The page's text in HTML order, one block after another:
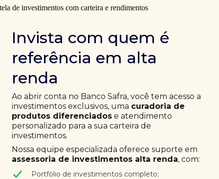
Invista com quem é
referência em alta
renda
Ao abrir conta no Banco Safra, você tem acesso a
investimentos exclusivos, uma curadoria de
produtos diferenciados e atendimento
personalizado para a sua carteira de
investimentos.
Nossa equipe especializada oferece suporte em
assessoria de investimentos alta renda, com:
Portfólio de investimentos completo;